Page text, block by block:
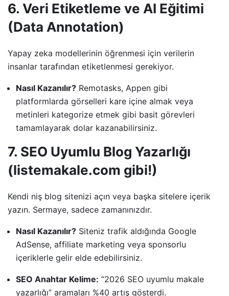
6. Veri Etiketleme ve AI Eğitimi
(Data Annotation)
Yapay zeka modellerinin öğrenmesi için verilerin
insanlar tarafından etiketlenmesi gerekiyor.
Nasıl Kazanılır? Remotasks, Appen gibi
platformlarda görselleri kare içine almak veya
metinleri kategorize etmek gibi basit görevleri
tamamlayarak dolar kazanabilirsiniz.
7. SEO Uyumlu Blog Yazarlığı
(listemakale.com gibi!)
Kendi niş blog sitenizi açın veya başka sitelere içerik
yazın. Sermaye, sadece zamanınızdır.
Nasıl Kazanılır? Siteniz trafik aldığında Google
AdSense, affiliate marketing veya sponsorlu
içeriklerle gelir elde edebilirsiniz.
SEO Anahtar Kelime: “2026 SEO uyumlu makale
yazarlığı” aramaları %40 artış gösterdi.